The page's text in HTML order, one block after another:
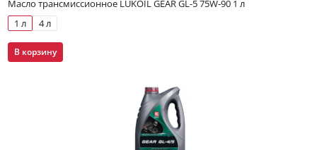
Масло трансмиссионное LUKOIL GEAR GL-5 75W-90 1 л
1 л
4 л
В корзину